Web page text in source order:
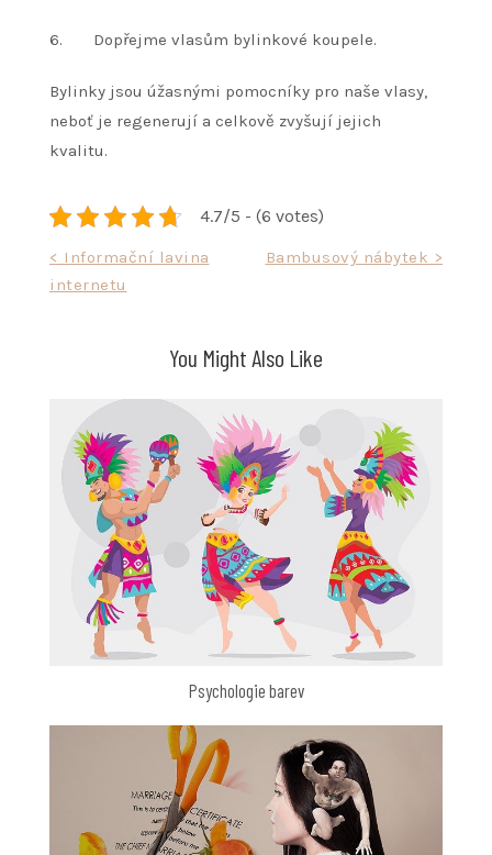
6. Dopřejme vlasům bylinkové koupele.
Bylinky jsou úžasnými pomocníky pro naše vlasy,
neboť je regenerují a celkově zvyšují jejich
kvalitu.
4.7/5 - (6 votes)
Navigace< Informační lavina
internetu
Bambusový nábytek >
You Might Also Like
Psychologie barev